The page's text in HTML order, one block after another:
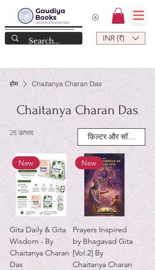
INR (₹)
होम Chaitanya Charan Das
Chaitanya Charan Das
28 उत्पाद: फ़िल्टर और सॉर्ट करें
New
Gita Daily & Gita
Wisdom - By
Chaitanya Charan
Das
New
Prayers Inspired
by Bhagavad Gita
[Vol.2] By
Chaitanya Charan